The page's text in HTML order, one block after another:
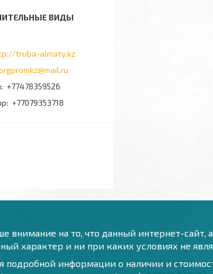
truba-almaty.kz
+77478359526
+77079353718
внимание на то, что данный интернет-сайт,
характер и ни при каких условиях не
подробной информации о наличии и